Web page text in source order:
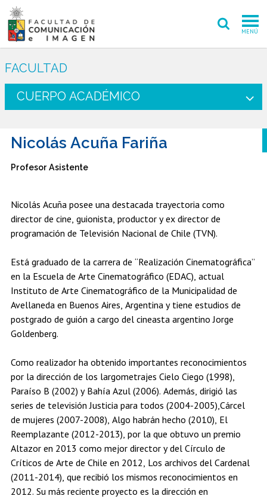
MENÚ
PREGRADO
INVESTIGACIÓN CREACIÓN
ADMISIÓN
Estudiantes Académicos Egresados
FACULTAD
CUERPO ACADÉMICO
Nicolás Acuña Fariña
Profesor Asistente
Nicolás Acuña posee una destacada trayectoria como
director de cine, guionista, productor y ex director de
programación de Televisión Nacional de Chile (TVN).
Está graduado de la carrera de “Realización Cinematográfica”
en la Escuela de Arte Cinematográfico (EDAC), actual
Instituto de Arte Cinematográfico de la Municipalidad de
Avellaneda en Buenos Aires, Argentina y tiene estudios de
postgrado de guión a cargo del cineasta argentino Jorge
Goldenberg.
Como realizador ha obtenido importantes reconocimientos
por la dirección de los largometrajes Cielo Ciego (1998),
Paraíso B (2002) y Bahía Azul (2006). Además, dirigió las
series de televisión Justicia para todos (2004-2005),Cárcel
de mujeres (2007-2008), Algo habrán hecho (2010), El
Reemplazante (2012-2013), por la que obtuvo un premio
Altazor en 2013 como mejor director y del Círculo de
Críticos de Arte de Chile en 2012, Los archivos del Cardenal
(2011-2014), que recibió los mismos reconocimientos en
2012. Su más reciente proyecto es la dirección en